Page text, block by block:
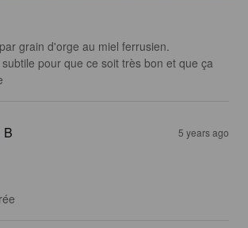
grain d'orge au miel ferrusien.
pour que ce soit très bon et que ça
B 5 years ago